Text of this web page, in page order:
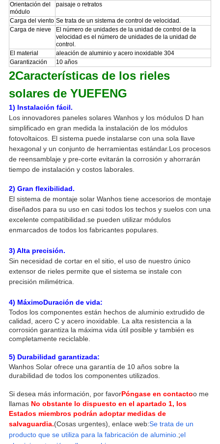
Orientación del
módulo
paisaje o retratos
Carga del viento Se trata de un sistema de control de velocidad.
Carga de nieve
El número de unidades de la unidad de control de la
velocidad es el número de unidades de la unidad de
control.
El material
aleación de aluminio y acero inoxidable 304
Garantización
10 años
2Características de los rieles
solares de YUEFENG
1) Instalación fácil.
Los innovadores paneles solares Wanhos y los módulos D han
simplificado en gran medida la instalación de los módulos
fotovoltaicos. El sistema puede instalarse con una sola llave
hexagonal y un conjunto de herramientas estándar.Los procesos
de reensamblaje y pre-corte evitarán la corrosión y ahorrarán
tiempo de instalación y costos laborales.
2) Gran flexibilidad.
El sistema de montaje solar Wanhos tiene accesorios de montaje
diseñados para su uso en casi todos los techos y suelos con una
excelente compatibilidad.se pueden utilizar módulos
enmarcados de todos los fabricantes populares.
3) Alta precisión.
Sin necesidad de cortar en el sitio, el uso de nuestro único
extensor de rieles permite que el sistema se instale con
precisión milimétrica.
4) MáximoDuración de vida:
Todos los componentes están hechos de aluminio extrudido de
calidad, acero C y acero inoxidable. La alta resistencia a la
corrosión garantiza la máxima vida útil posible y también es
completamente reciclable.
5) Durabilidad garantizada:
Wanhos Solar ofrece una garantía de 10 años sobre la
durabilidad de todos los componentes utilizados.
Si desea más información, por favorPóngase en contactoo me
llamas No obstante lo dispuesto en el apartado 1, los
Estados miembros podrán adoptar medidas de
salvaguardia.(Cosas urgentes), enlace web:Se trata de un
producto que se utiliza para la fabricación de aluminio.;el